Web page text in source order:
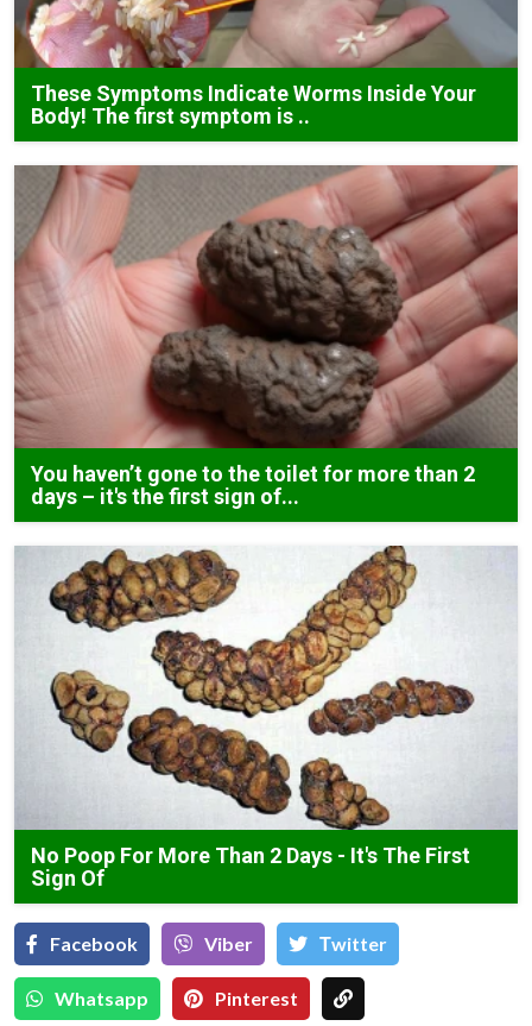
These Symptoms Indicate Worms Inside Your
Body! The first symptom is ..
You haven’t gone to the toilet for more than 2
days – it's the first sign of...
No Poop For More Than 2 Days - It's The First
Sign Of
Facebook Viber Тwitter
Whatsapp Pinterest